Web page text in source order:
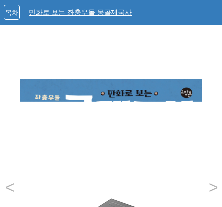
만화로 보는 좌충우돌 몽골제국사
목차
< >